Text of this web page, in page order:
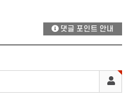
댓글 포인트 안내